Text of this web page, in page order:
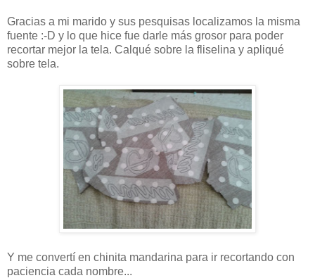
Gracias a mi marido y sus pesquisas localizamos la misma
fuente :-D y lo que hice fue darle más grosor para poder
recortar mejor la tela. Calqué sobre la fliselina y apliqué
sobre tela.
Y me convertí en chinita mandarina para ir recortando con
paciencia cada nombre...